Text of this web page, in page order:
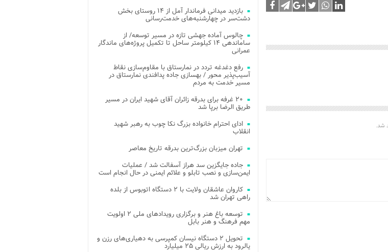
شد.
بازدید میدانی فرماندار آمل از ۱۴ روستای بخش
دشت‌سر در چهارشنبه‌های خدمت‌رسانی
چالوس آماده جهشی تازه در مسیر توسعه/ از
ساماندهی ۱۴ کیلومتر ساحل تا تکمیل پروژه‌های ماندگار
عمرانی
رفع دغدغه تردد در نمارستاق با مقاوم‌سازی نقاط
آسیب‌پذیر محور / بهسازی جاده پدافندی نمارستاق در
مسیر خدمت به مردم
۲۰ غرفه برای بدرقه زائران آقای شهید ایران در مسیر
طریق الرضا برپا شد
ادای احترام خانواده بزرگ نکا چوب به رهبر شهید
انقلاب
تهران میزبان بزرگ‌ترین بدرقه تاریخ معاصر
جاده جایگزین سد هراز آسفالت شد / عملیات
ایمن‌سازی و نصب تابلو و علائم ایمنی در حال انجام است
کاروان عاشقان ولایت با ۲ دستگاه اتوبوس از بلده
راهی تهران شد
توسعه باغ هنر و برگزاری رویدادهای ملی ۲ اولویت
مهم فرهنگ و هنر بابل
تحویل ۲ دستگاه نیسان کمپرسی به دهیاری‌های رزن و
یالرود به ارزش ریالی ۲۵ میلیارد